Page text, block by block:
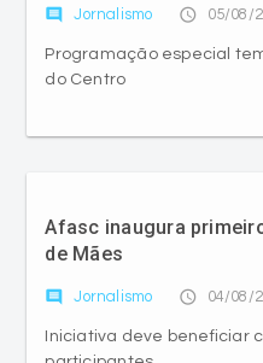
comment Jornalismo access_time 05/08/
Programação especial
do Centro
Afasc inaugura
de Mães
comment Jornalismo access_time 04/08/
Iniciativa deve beneficiar